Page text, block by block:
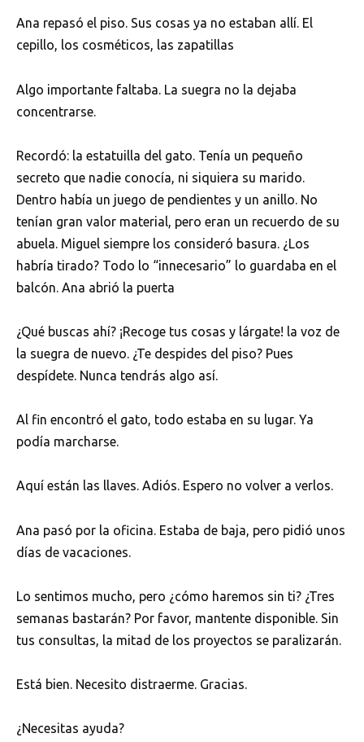
Ana repasó el piso. Sus cosas ya no estaban allí. El
cepillo, los cosméticos, las zapatillas
Algo importante faltaba. La suegra no la dejaba
concentrarse.
Recordó: la estatuilla del gato. Tenía un pequeño
secreto que nadie conocía, ni siquiera su marido.
Dentro había un juego de pendientes y un anillo. No
tenían gran valor material, pero eran un recuerdo de su
abuela. Miguel siempre los consideró basura. ¿Los
habría tirado? Todo lo “innecesario” lo guardaba en el
balcón. Ana abrió la puerta
¿Qué buscas ahí? ¡Recoge tus cosas y lárgate! la voz de
la suegra de nuevo. ¿Te despides del piso? Pues
despídete. Nunca tendrás algo así.
Al fin encontró el gato, todo estaba en su lugar. Ya
podía marcharse.
Aquí están las llaves. Adiós. Espero no volver a verlos.
Ana pasó por la oficina. Estaba de baja, pero pidió unos
días de vacaciones.
Lo sentimos mucho, pero ¿cómo haremos sin ti? ¿Tres
semanas bastarán? Por favor, mantente disponible. Sin
tus consultas, la mitad de los proyectos se paralizarán.
Está bien. Necesito distraerme. Gracias.
¿Necesitas ayuda?